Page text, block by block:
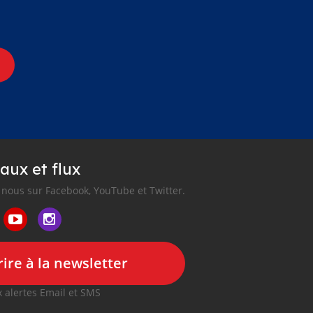
et flux
sur Facebook, YouTube et Twitter.
à la newsletter
alertes Email et SMS